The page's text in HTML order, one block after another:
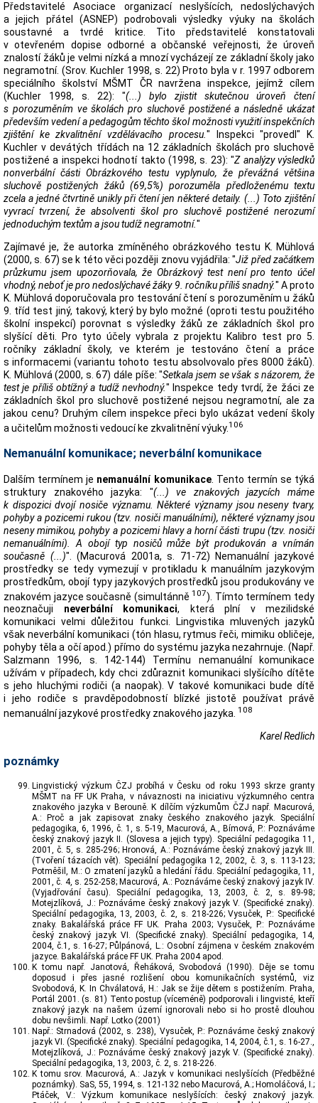
Představitelé Asociace organizací neslyšících, nedoslýchavých
a jejich přátel (ASNEP) podrobovali výsledky výuky na školách
soustavné a tvrdé kritice. Tito představitelé konstatovali
v otevřeném dopise odborné a občanské veřejnosti, že úroveň
znalostí žáků je velmi nízká a mnozí vycházejí ze základní školy jako
negramotní. (Srov. Kuchler 1998, s. 22) Proto byla v r. 1997 odborem
speciálního školství MŠMT ČR navržena inspekce, jejímž cílem
(Kuchler 1998, s. 22): "(...) bylo zjistit skutečnou úroveň čtení
s porozuměním ve školách pro sluchově postižené a následně ukázat
především vedení a pedagogům těchto škol možnosti využití inspekčních
zjištění ke zkvalitnění vzdělávacího procesu. " Inspekci "provedl" K.
Kuchler v devátých třídách na 12 základních školách pro sluchově
postižené a inspekci hodnotí takto (1998, s. 23): "Z analýzy výsledků
nonverbální části Obrázkového testu vyplynulo, že převážná většina
sluchově postižených žáků (69,5%) porozuměla předloženému textu
zcela a jedné čtvrtině unikly při čtení jen některé detaily. (...) Toto zjištění
vyvrací tvrzení, že absolventi škol pro sluchově postižené nerozumí
jednoduchým textům a jsou tudíž negramotní."
Zajímavé je, že autorka zmíněného obrázkového testu K. Mühlová
(2000, s. 67) se k této věci později znovu vyjádřila: "Již před začátkem
průzkumu jsem upozorňovala, že Obrázkový test není pro tento účel
vhodný, neboť je pro nedoslýchavé žáky 9. ročníku příliš snadný." A proto
K. Mühlová doporučovala pro testování čtení s porozuměním u žáků
9. tříd test jiný, takový, který by bylo možné (oproti testu použitého
školní inspekcí) porovnat s výsledky žáků ze základních škol pro
slyšící děti. Pro tyto účely vybrala z projektu Kalibro test pro 5.
ročníky základní školy, ve kterém je testováno čtení a práce
s informacemi (variantu tohoto testu absolvovalo přes 8000 žáků).
K. Mühlová (2000, s. 67) dále píše: "Setkala jsem se však s názorem, že
test je příliš obtížný a tudíž nevhodný." Inspekce tedy tvrdí, že žáci ze
základních škol pro sluchově postižené nejsou negramotní, ale za
jakou cenu? Druhým cílem inspekce přeci bylo ukázat vedení školy
a učitelům možnosti vedoucí ke zkvalitnění výuky.106
Nemanuální komunikace; neverbální komunikace
Dalším termínem je nemanuální komunikace. Tento termín se týká
struktury znakového jazyka: "(...) ve znakových jazycích máme
k dispozici dvojí nosiče významu. Některé významy jsou neseny tvary,
pohyby a pozicemi rukou (tzv. nosiči manuálními), některé významy jsou
neseny mimikou, pohyby a pozicemi hlavy a horní části trupu (tzv. nosiči
nemanuálními). A obojí typ nosičů může být produkován a vnímán
současně (...)". (Macurová 2001a, s. 71-72) Nemanuální jazykové
prostředky se tedy vymezují v protikladu k manuálním jazykovým
prostředkům, obojí typy jazykových prostředků jsou produkovány ve
znakovém jazyce současně (simultánně 107). Tímto termínem tedy
neoznačuji neverbální komunikaci, která plní v mezilidské
komunikaci velmi důležitou funkci. Lingvistika mluvených jazyků
však neverbální komunikaci (tón hlasu, rytmus řeči, mimiku obličeje,
pohyby těla a očí apod.) přímo do systému jazyka nezahrnuje. (Např.
Salzmann 1996, s. 142-144) Termínu nemanuální komunikace
užívám v případech, kdy chci zdůraznit komunikaci slyšícího dítěte
s jeho hluchými rodiči (a naopak). V takové komunikaci bude dítě
i jeho rodiče s pravděpodobností blízké jistotě používat právě
nemanuální jazykové prostředky znakového jazyka. 108
Karel Redlich
poznámky
Lingvistický výzkum ČZJ probíhá v Česku od roku 1993 skrze granty
MŠMT na FF UK Praha, v návaznosti na iniciativu výzkumného centra
znakového jazyka v Berouně. K dílčím výzkumům ČZJ např. Macurová,
A.: Proč a jak zapisovat znaky českého znakového jazyk. Speciální
pedagogika, 6, 1996, č. 1, s. 5-19, Macurová, A., Bímová, P.: Poznáváme
český znakový jazyk II. (Slovesa a jejich typy). Speciální pedagogika 11,
2001, č. 5, s. 285-296; Hronová, A.: Poznáváme český znakový jazyk III.
(Tvoření tázacích vět). Speciální pedagogika 12, 2002, č. 3, s. 113-123;
Potměšil, M.: O zmatení jazyků a hledání řádu. Speciální pedagogika, 11,
2001, č. 4, s. 252-258; Macurová, A.: Poznáváme český znakový jazyk IV.
(Vyjadřování času). Speciální pedagogika, 13, 2003, č. 2, s. 89-98;
Motejzlíková, J.: Poznáváme český znakový jazyk V. (Specifické znaky).
Speciální pedagogika, 13, 2003, č. 2, s. 218-226; Vysuček, P.: Specifické
znaky. Bakalářská práce FF UK. Praha 2003; Vysuček, P.: Poznáváme
český znakový jazyk VI. (Specifické znaky). Speciální pedagogika, 14,
2004, č.1, s. 16-27; Půlpánová, L.: Osobní zájmena v českém znakovém
jazyce. Bakalářská práce FF UK. Praha 2004 apod.
K tomu např. Janotová, Řeháková, Svobodová (1990). Děje se tomu
doposud i přes jasné rozlišení obou komunikačních systémů, viz
Svobodová, K. In Chválatová, H.: Jak se žije dětem s postižením. Praha,
Portál 2001. (s. 81) Tento postup (víceméně) podporovali i lingvisté, kteří
znakový jazyk na našem území ignorovali nebo si ho prostě dlouhou
dobu nevšimli. Např. Lotko (2001)
Např.: Strnadová (2002, s. 238), Vysuček, P.: Poznáváme český znakový
jazyk VI. (Specifické znaky). Speciální pedagogika, 14, 2004, č.1, s. 16-27.,
Motejzlíková, J.: Poznáváme český znakový jazyk V. (Specifické znaky).
Speciální pedagogika, 13, 2003, č. 2, s. 218-226.
K tomu srov. Macurová, A.: Jazyk v komunikaci neslyšících (Předběžné
poznámky). SaS, 55, 1994, s. 121-132 nebo Macurová, A.; Homoláčová, I.;
Ptáček, V.: Výzkum komunikace neslyšících: český znakový jazyk.